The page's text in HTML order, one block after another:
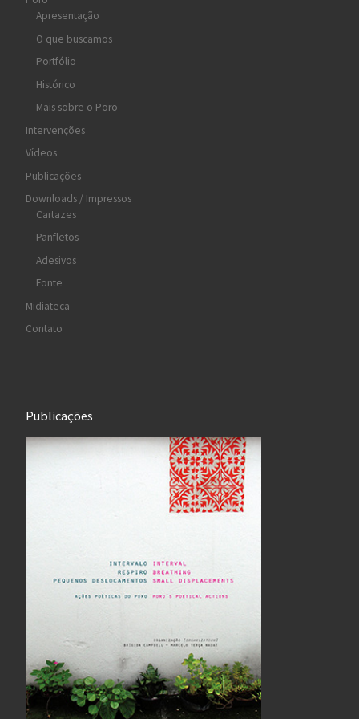
Apresentação
O que buscamos
Portfólio
Histórico
Mais sobre o Poro
Intervenções
Vídeos
Publicações
Downloads / Impressos
Cartazes
Panfletos
Adesivos
Fonte
Midiateca
Contato
Publicações